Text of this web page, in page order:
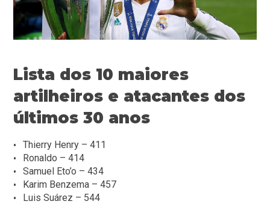
Lista dos 10 maiores
artilheiros e atacantes dos
últimos 30 anos
Thierry Henry – 411
Ronaldo – 414
Samuel Eto’o – 434
Karim Benzema – 457
Luis Suárez – 544